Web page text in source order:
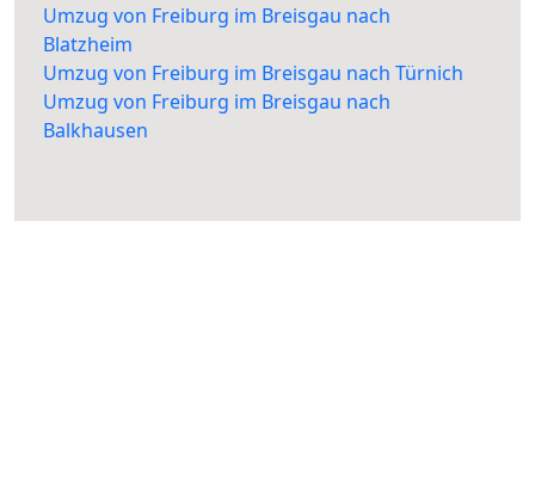
Umzug von Freiburg im Breisgau nach
Blatzheim
Umzug von Freiburg im Breisgau nach Türnich
Umzug von Freiburg im Breisgau nach
Balkhausen